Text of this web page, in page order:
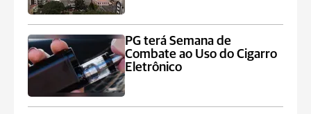
PG terá Semana de
Combate ao Uso do Cigarro
Eletrônico